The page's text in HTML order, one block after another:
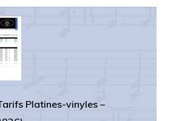
Platines-vinyles –